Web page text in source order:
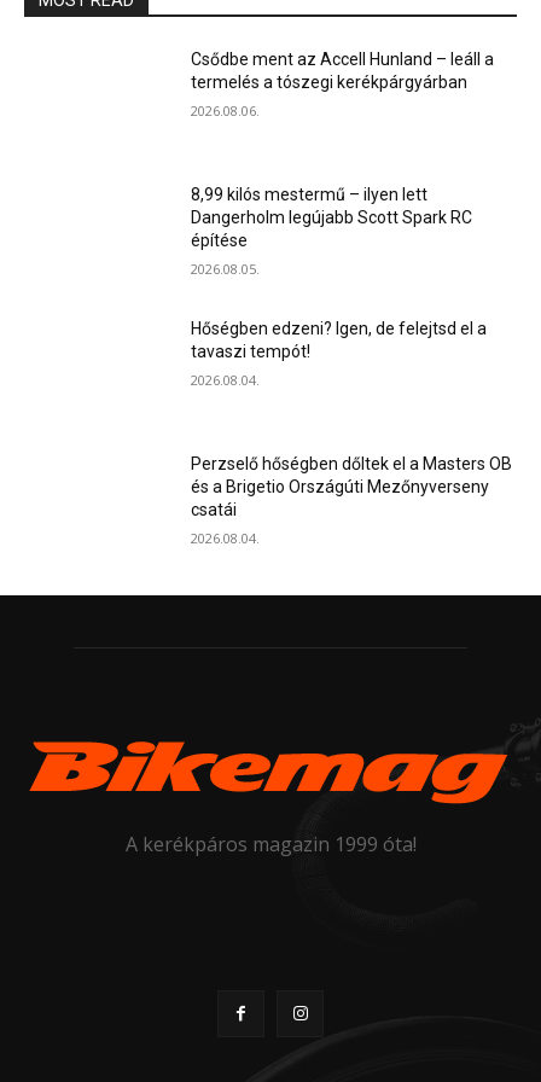
Csődbe ment az Accell Hunland – leáll a
termelés a tószegi kerékpárgyárban
2026.08.06.
8,99 kilós mestermű – ilyen lett
Dangerholm legújabb Scott Spark RC
építése
2026.08.05.
Hőségben edzeni? Igen, de felejtsd el a
tavaszi tempót!
2026.08.04.
Perzselő hőségben dőltek el a Masters OB
és a Brigetio Országúti Mezőnyverseny
csatái
2026.08.04.
A kerékpáros magazin 1999 óta!